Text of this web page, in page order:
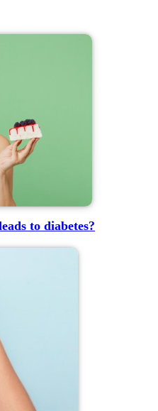
to diabetes?